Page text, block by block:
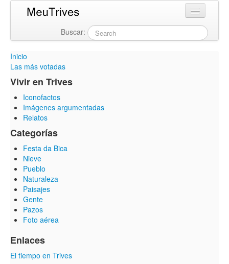
Buscar:
Inicio
Las más votadas
Vivir en Trives
Iconofactos
Imágenes argumentadas
Relatos
Categorías
Festa da Bica
Nieve
Pueblo
Naturaleza
Paisajes
Gente
Pazos
Foto aérea
Enlaces
El tiempo en Trives